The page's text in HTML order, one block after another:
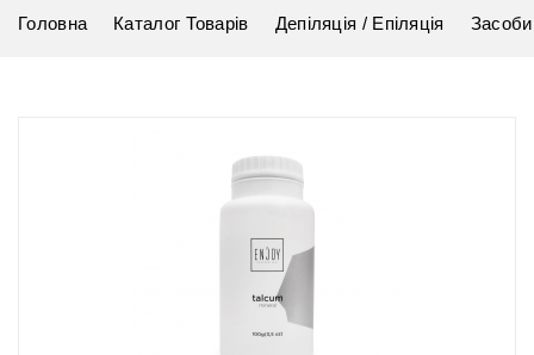
Головна Каталог Товарів Депіляція / Епіляція Засоби